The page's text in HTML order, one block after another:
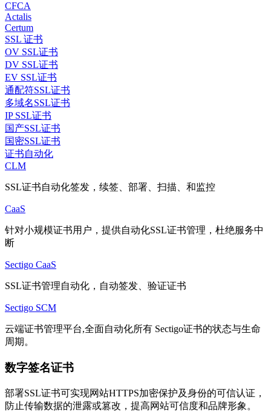
CFCA
Actalis
Certum
SSL 证书
OV SSL证书
DV SSL证书
EV SSL证书
通配符SSL证书
多域名SSL证书
IP SSL证书
国产SSL证书
国密SSL证书
证书自动化
CLM
SSL证书自动化签发，续签、部署、扫描、和监控
CaaS
针对小规模证书用户，提供自动化SSL证书管理，杜绝服务中
断
Sectigo CaaS
SSL证书管理自动化，自动签发、验证证书
Sectigo SCM
云端证书管理平台,全面自动化所有 Sectigo证书的状态与生命
周期。
数字签名证书
部署SSL证书可实现网站HTTPS加密保护及身份的可信认证，
防止传输数据的泄露或篡改，提高网站可信度和品牌形象。